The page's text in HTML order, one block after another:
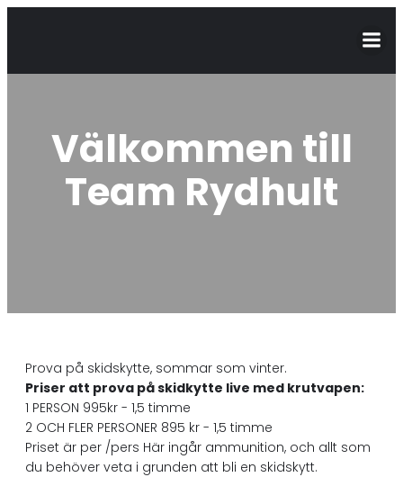
Välkommen till
Team Rydhult
Prova på skidskytte, sommar som vinter.
Priser att prova på skidkytte live med krutvapen:
1 PERSON 995kr - 1,5 timme
2 OCH FLER PERSONER 895 kr - 1,5 timme
Priset är per /pers Här ingår ammunition, och allt som
du behöver veta i grunden att bli en skidskytt.